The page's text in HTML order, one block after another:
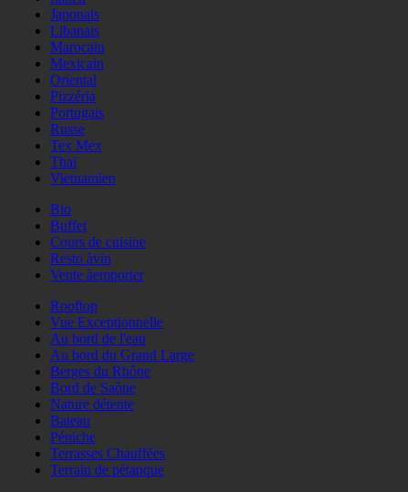
Japonais
Libanais
Marocain
Mexicain
Oriental
Pizzéria
Portugais
Russe
Tex Mex
Thaï
Vietnamien
Bio
Buffet
Cours de cuisine
Resto àvin
Vente àemporter
Rooftop
Vue Exceptionnelle
Au bord de l'eau
Au bord du Grand Large
Berges du Rhône
Bord de Saône
Nature détente
Bateau
Péniche
Terrasses Chauffées
Terrain de pétanque